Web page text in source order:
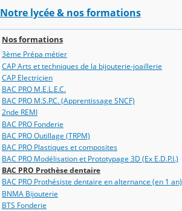
Notre lycée & nos formations
Nos formations
3ème Prépa métier
CAP Arts et techniques de la bijouterie-joaillerie
CAP Electricien
BAC PRO M.E.L.E.C.
BAC PRO M.S.P.C. (Apprentissage SNCF)
2nde REMI
BAC PRO Fonderie
BAC PRO Outillage (TRPM)
BAC PRO Plastiques et composites
BAC PRO Modélisation et Prototypage 3D (Ex E.D.P.I.)
BAC PRO Prothèse dentaire
BAC PRO Prothésiste dentaire en alternance (en 1 an)
BNMA Bijouterie
BTS Fonderie